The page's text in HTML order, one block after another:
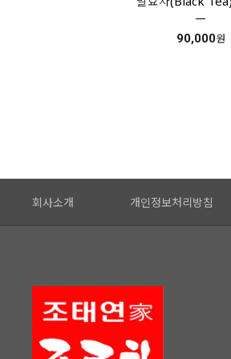
90,000원
회사소개 개인정보처리방침